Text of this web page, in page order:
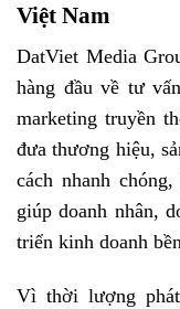
Việt Nam
DatViet Media
hàng đầu về tư
marketing truyền
đưa thương hiệu,
cách nhanh
giúp doanh nhân,
triển kinh doanh
Vì thời lượng